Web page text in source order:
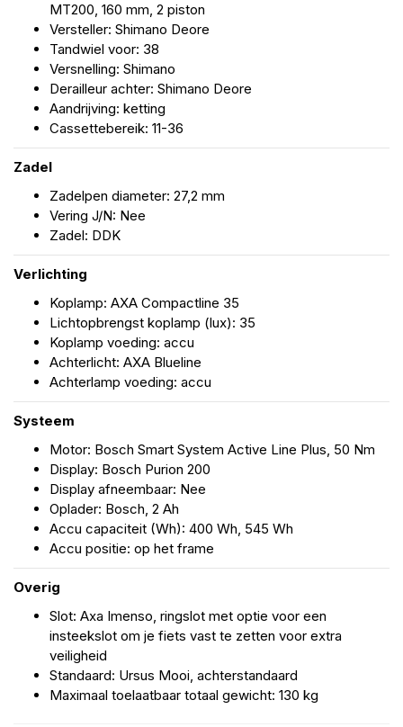
MT200, 160 mm, 2 piston
Versteller: Shimano Deore
Tandwiel voor: 38
Versnelling: Shimano
Derailleur achter: Shimano Deore
Aandrijving: ketting
Cassettebereik: 11-36
Zadel
Zadelpen diameter: 27,2 mm
Vering J/N: Nee
Zadel: DDK
Verlichting
Koplamp: AXA Compactline 35
Lichtopbrengst koplamp (lux): 35
Koplamp voeding: accu
Achterlicht: AXA Blueline
Achterlamp voeding: accu
Systeem
Motor: Bosch Smart System Active Line Plus, 50 Nm
Display: Bosch Purion 200
Display afneembaar: Nee
Oplader: Bosch, 2 Ah
Accu capaciteit (Wh): 400 Wh, 545 Wh
Accu positie: op het frame
Overig
Slot: Axa Imenso, ringslot met optie voor een
insteekslot om je fiets vast te zetten voor extra
veiligheid
Standaard: Ursus Mooi, achterstandaard
Maximaal toelaatbaar totaal gewicht: 130 kg